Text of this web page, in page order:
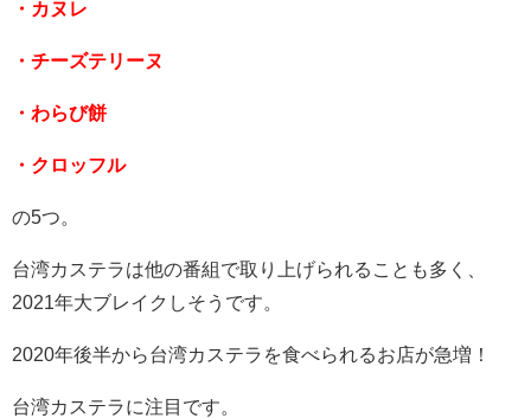
・カヌレ
・チーズテリーヌ
・わらび餅
・クロッフル
の5つ。
台湾カステラは他の番組で取り上げられることも多く、
2021年大ブレイクしそうです。
2020年後半から台湾カステラを食べられるお店が急増！
台湾カステラに注目です。